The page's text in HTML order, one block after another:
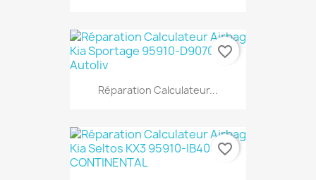
Réparation Calculateur...
favorite_border
favorite_border